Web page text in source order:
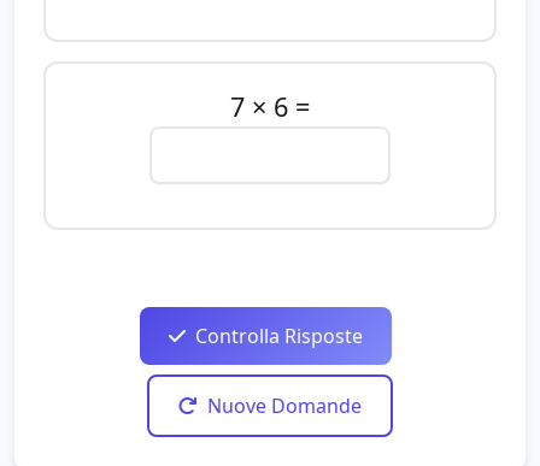
7 × 6 =
Controlla Risposte
Nuove Domande